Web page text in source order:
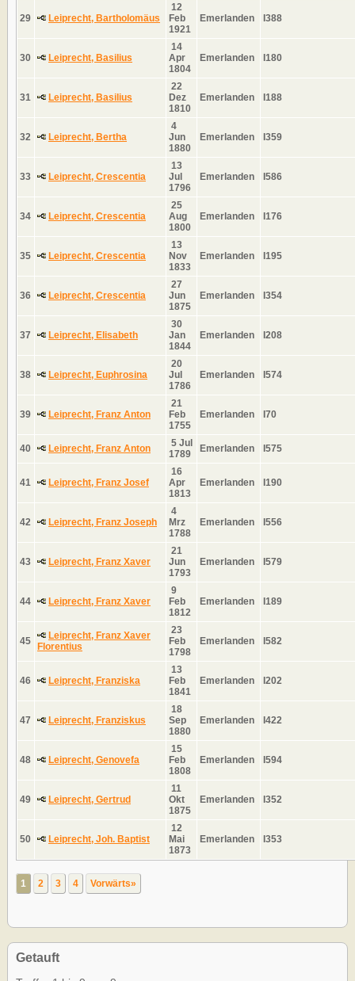
29 Leiprecht, Bartholomäus
12
Feb
1921
Emerlanden I388
30 Leiprecht, Basilius
14
Apr
1804
Emerlanden I180
31 Leiprecht, Basilius
22
Dez
1810
Emerlanden I188
32 Leiprecht, Bertha
4
Jun
1880
Emerlanden I359
33 Leiprecht, Crescentia
13
Jul
1796
Emerlanden I586
34 Leiprecht, Crescentia
25
Aug
1800
Emerlanden I176
35 Leiprecht, Crescentia
13
Nov
1833
Emerlanden I195
36 Leiprecht, Crescentia
27
Jun
1875
Emerlanden I354
37 Leiprecht, Elisabeth
30
Jan
1844
Emerlanden I208
38 Leiprecht, Euphrosina
20
Jul
1786
Emerlanden I574
39 Leiprecht, Franz Anton
21
Feb
1755
Emerlanden I70
40 Leiprecht, Franz Anton
5 Jul
1789
Emerlanden I575
41 Leiprecht, Franz Josef
16
Apr
1813
Emerlanden I190
42 Leiprecht, Franz Joseph
4
Mrz
1788
Emerlanden I556
43 Leiprecht, Franz Xaver
21
Jun
1793
Emerlanden I579
44 Leiprecht, Franz Xaver
9
Feb
1812
Emerlanden I189
45
Leiprecht, Franz Xaver
Florentius
23
Feb
1798
Emerlanden I582
46 Leiprecht, Franziska
13
Feb
1841
Emerlanden I202
47 Leiprecht, Franziskus
18
Sep
1880
Emerlanden I422
48 Leiprecht, Genovefa
15
Feb
1808
Emerlanden I594
49 Leiprecht, Gertrud
11
Okt
1875
Emerlanden I352
50 Leiprecht, Joh. Baptist
12
Mai
1873
Emerlanden I353
1 2 3 4 Vorwärts»
Getauft